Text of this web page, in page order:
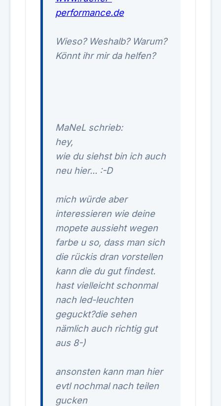
performance.de
Wieso? Weshalb? Warum?
Könnt ihr mir da helfen?
MaNeL schrieb:
hey,
wie du siehst bin ich auch
neu hier... :-D
mich würde aber
interessieren wie deine
mopete aussieht wegen
farbe u so, dass man sich
die rückis dran vorstellen
kann die du gut findest.
hast vielleicht schonmal
nach led-leuchten
geguckt?die sehen
nämlich auch richtig gut
aus 8-)
ansonsten kann man hier
evtl nochmal nach teilen
gucken